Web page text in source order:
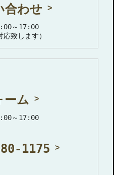
合わせ
～17:00
致します）
ーム
～17:00
1175